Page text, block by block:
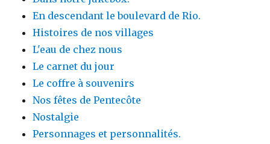
En descendant le boulevard de Rio.
Histoires de nos villages
L'eau de chez nous
Le carnet du jour
Le coffre à souvenirs
Nos fêtes de Pentecôte
Nostalgie
Personnages et personnalités.